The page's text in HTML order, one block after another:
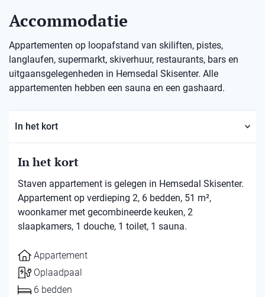
Accommodatie
Appartementen op loopafstand van skiliften, pistes,
langlaufen, supermarkt, skiverhuur, restaurants, bars en
uitgaansgelegenheden in Hemsedal Skisenter. Alle
appartementen hebben een sauna en een gashaard.
In het kort
In het kort
Staven appartement is gelegen in Hemsedal Skisenter.
Appartement op verdieping 2, 6 bedden, 51 m²,
woonkamer met gecombineerde keuken, 2
slaapkamers, 1 douche, 1 toilet, 1 sauna.
Appartement
Oplaadpaal
6 bedden